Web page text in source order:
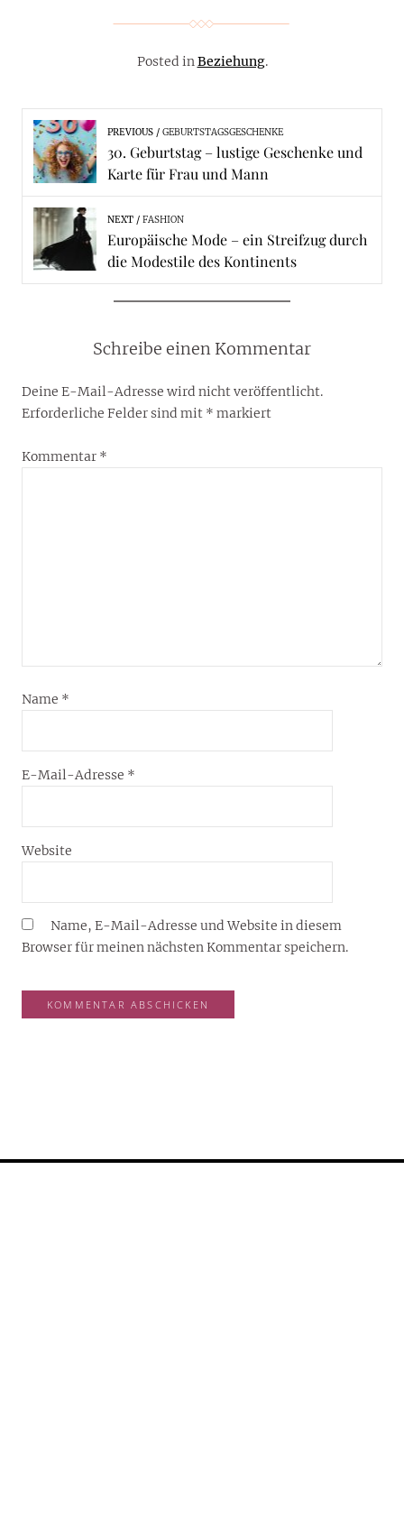
Posted inBeziehung.
PREVIOUS GEBURTSTAGSGESCHENKE
30. Geburtstag – lustige Geschenke und
Karte für Frau und Mann
NEXT FASHION
Europäische Mode – ein Streifzug durch
die Modestile des Kontinents
Schreibe einen Kommentar
Deine E-Mail-Adresse wird nicht veröffentlicht.
Erforderliche Felder sind mit * markiert
Kommentar *
Name *
E-Mail-Adresse *
Website
Name, E-Mail-Adresse und Website in diesem
Browser für meinen nächsten Kommentar speichern.